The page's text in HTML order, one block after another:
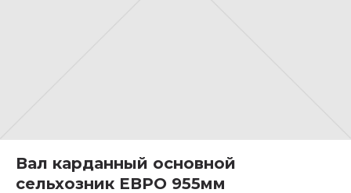
Вал карданный основной
сельхозник ЕВРО 955мм